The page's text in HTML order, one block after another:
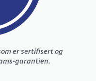
er sertifisert og
garantien.